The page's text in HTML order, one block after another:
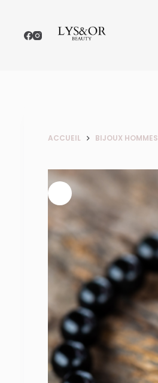
ACCUEIL BIJOUX HOMMES